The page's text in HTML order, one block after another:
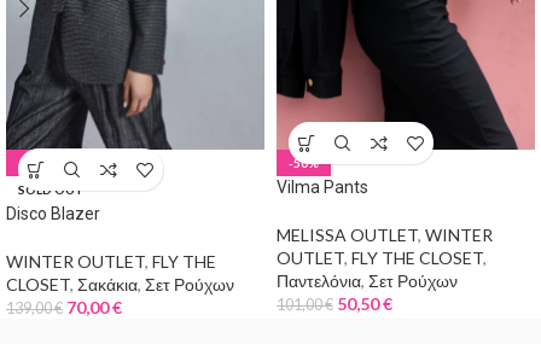
-50%
SOLD OUT
Disco Blazer
WINTER OUTLET, FLY THE
CLOSET, Σακάκια, Σετ Ρούχων
139,00€ 70,00€
-50%
Vilma Pants
MELISSA OUTLET, WINTER
OUTLET, FLY THE CLOSET,
Παντελόνια, Σετ Ρούχων
101,00€ 50,50€